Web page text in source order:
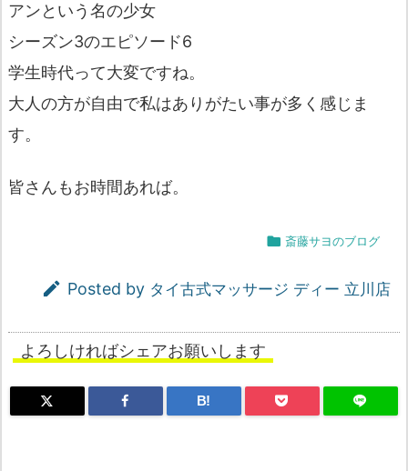
アンという名の少女
シーズン3のエピソード6
学生時代って大変ですね。
大人の方が自由で私はありがたい事が多く感じま
す。
皆さんもお時間あれば。
 斎藤サヨのブログ
 Posted by タイ古式マッサージ ディー 立川店
よろしければシェアお願いします
B!